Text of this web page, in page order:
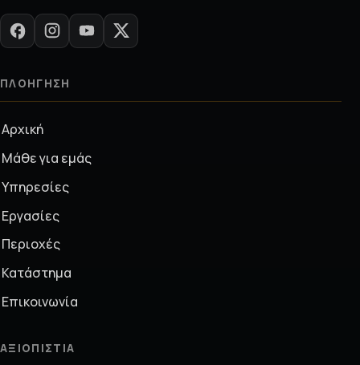
ΠΛΟΉΓΗΣΗ
Αρχική
Μάθε για εμάς
Υπηρεσίες
Εργασίες
Περιοχές
Κατάστημα
Επικοινωνία
ΑΞΙΟΠΙΣΤΊΑ